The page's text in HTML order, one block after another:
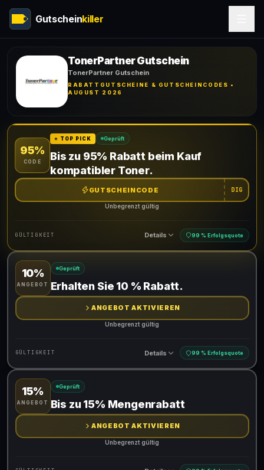
Gutscheinkiller
TonerPartner Gutschein
TonerPartner Gutschein
RABATTGUTSCHEINE & GUTSCHEINCODES •
AUGUST 2026
95%
CODE
⭐ TOP PICK Geprüft
Bis zu 95% Rabatt beim Kauf
kompatibler Toner.
GUTSCHEINCODE DIG
Unbegrenzt gültig
GÜLTIGKEIT Details 99 % Erfolgsquote
Gültig für teilnehmende Produkte
Gib den Code an der Kasse ein, um den Rabatt zu erhalten
10%
ANGEBOT
Geprüft
Erhalten Sie 10 % Rabatt.
ANGEBOT AKTIVIEREN
Unbegrenzt gültig
GÜLTIGKEIT Details 99 % Erfolgsquote
Gültig für teilnehmende Produkte
15%
ANGEBOT
Geprüft
Bis zu 15% Mengenrabatt
ANGEBOT AKTIVIEREN
Unbegrenzt gültig